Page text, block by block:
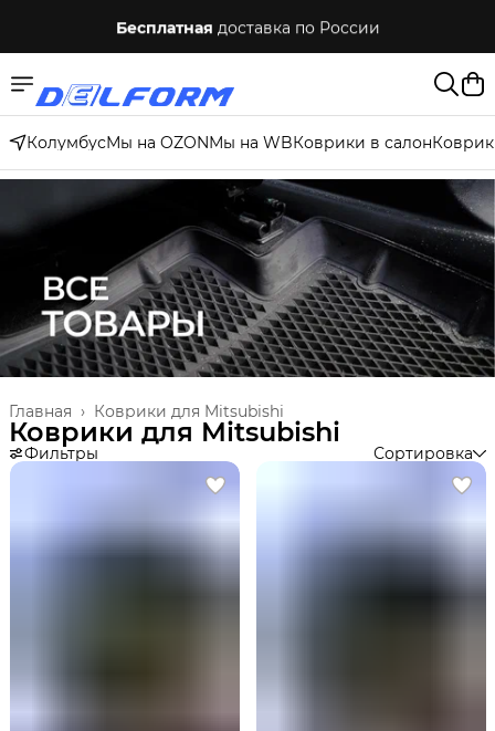
Бесплатная доставка по России
КолумбусМы на OZONМы на WBКоврики в салон
Коврики для Mitsubishi
Главная ›
Коврики для Mitsubishi
Фильтры Сортировка